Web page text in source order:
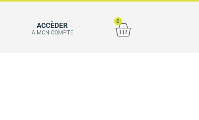
ACCÈDER
A MON COMPTE
0